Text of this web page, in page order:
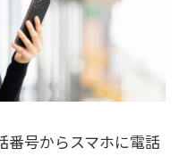
番号からスマホに電話